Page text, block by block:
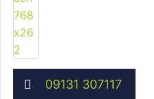
09131 307117